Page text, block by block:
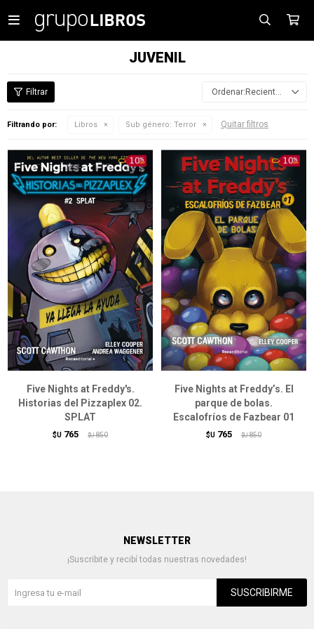

JUVENIL
Recientes
Filtrando por: Libros Sub género: Terror Quitar filtros
Five Nights at Freddy's.
Historias del Pizzaplex 02.
SPLAT
$U 765 $U 850
Five Nights at Freddy’s. El
parque de bolas.
Escalofríos de Fazbear 01
$U 765 $U 850
NEWSLETTER
¡Suscribite y recibí todas nuestras novedades!
SUSCRIBIRME